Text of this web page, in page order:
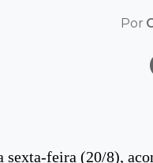
Por
sexta-feira (20/8),